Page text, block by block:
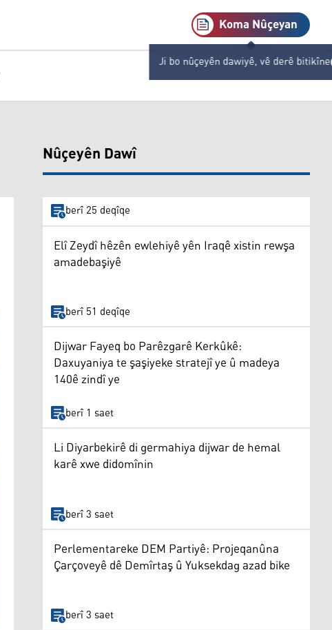
Koma Nûçeyan
Ji bo nûçeyên dawiyê, vê derê bitikîne
Nûçeyên Dawî
berî 25 deqîqe
Elî Zeydî hêzên ewlehiyê yên Iraqê xistin rewşa
amadebaşiyê
berî 51 deqîqe
Dijwar Fayeq bo Parêzgarê Kerkûkê:
Daxuyaniya te şaşiyeke stratejî ye û madeya
140ê zindî ye
berî 1 saet
Li Diyarbekirê di germahiya dijwar de hemal
karê xwe didomînin
berî 3 saet
Perlementareke DEM Partiyê: Projeqanûna
Çarçoveyê dê Demîrtaş û Yuksekdag azad bike
berî 3 saet